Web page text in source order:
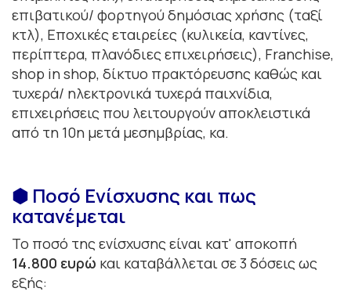
επιβατικού/ φορτηγού δημόσιας χρήσης (ταξί
κτλ), Εποχικές εταιρείες (κυλικεία, καντίνες,
περίπτερα, πλανόδιες επιχειρήσεις), Franchise,
shop in shop, δίκτυο πρακτόρευσης καθώς και
τυχερά/ ηλεκτρονικά τυχερά παιχνίδια,
επιχειρήσεις που λειτουργούν αποκλειστικά
από τη 10η μετά μεσημβρίας, κα.
⬢ Ποσό Ενίσχυσης και πως
κατανέμεται
Το ποσό της ενίσχυσης είναι κατ' αποκοπή
14.800 ευρώ και καταβάλλεται σε 3 δόσεις ως
εξής: